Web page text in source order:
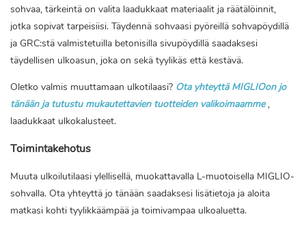
sohvaa, tärkeintä on valita laadukkaat materiaalit ja räätälöinnit,
jotka sopivat tarpeisiisi. Täydennä sohvaasi pyöreillä sohvapöydillä
ja GRC:stä valmistetuilla betonisilla sivupöydillä saadaksesi
täydellisen ulkoasun, joka on sekä tyylikäs että kestävä.
Oletko valmis muuttamaan ulkotilaasi? Ota yhteyttä MIGLIOon jo
tänään ja tutustu mukautettavien tuotteiden valikoimaamme,
laadukkaat ulkokalusteet.
Toimintakehotus
Muuta ulkoilutilaasi ylellisellä, muokattavalla L-muotoisella MIGLIO-
sohvalla. Ota yhteyttä jo tänään saadaksesi lisätietoja ja aloita
matkasi kohti tyylikkäämpää ja toimivampaa ulkoaluetta.